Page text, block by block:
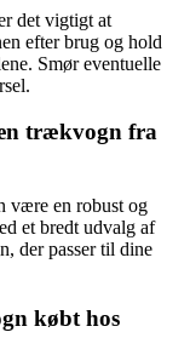
det vigtigt at
efter brug og hold
Smør eventuelle
trækvogn fra
være en robust og
et bredt udvalg af
der passer til dine
købt hos